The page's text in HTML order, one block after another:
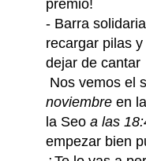
premio!
- Barra
recargar pilas
dejar de cantar
Nos vemos el
noviembre en
la Seo a las
empezar bien